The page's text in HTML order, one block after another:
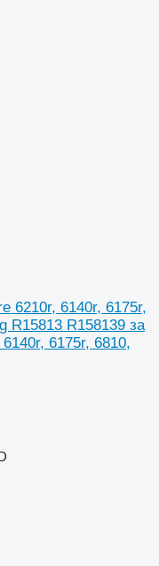
6210r, 6140r, 6175r,
R15813 R158139 за
6175r, 6810,